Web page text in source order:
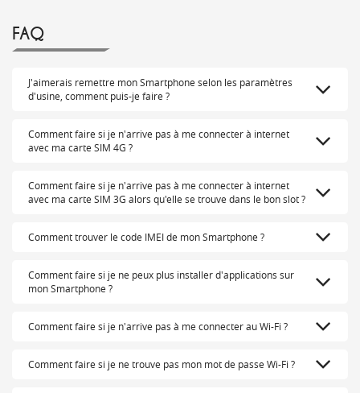
FAQ
J'aimerais remettre mon Smartphone selon les paramètres
d'usine, comment puis-je faire ?
Comment faire si je n'arrive pas à me connecter à internet
avec ma carte SIM 4G ?
Comment faire si je n'arrive pas à me connecter à internet
avec ma carte SIM 3G alors qu'elle se trouve dans le bon slot ?
Comment trouver le code IMEI de mon Smartphone ?
Comment faire si je ne peux plus installer d'applications sur
mon Smartphone ?
Comment faire si je n'arrive pas à me connecter au Wi-Fi ?
Comment faire si je ne trouve pas mon mot de passe Wi-Fi ?